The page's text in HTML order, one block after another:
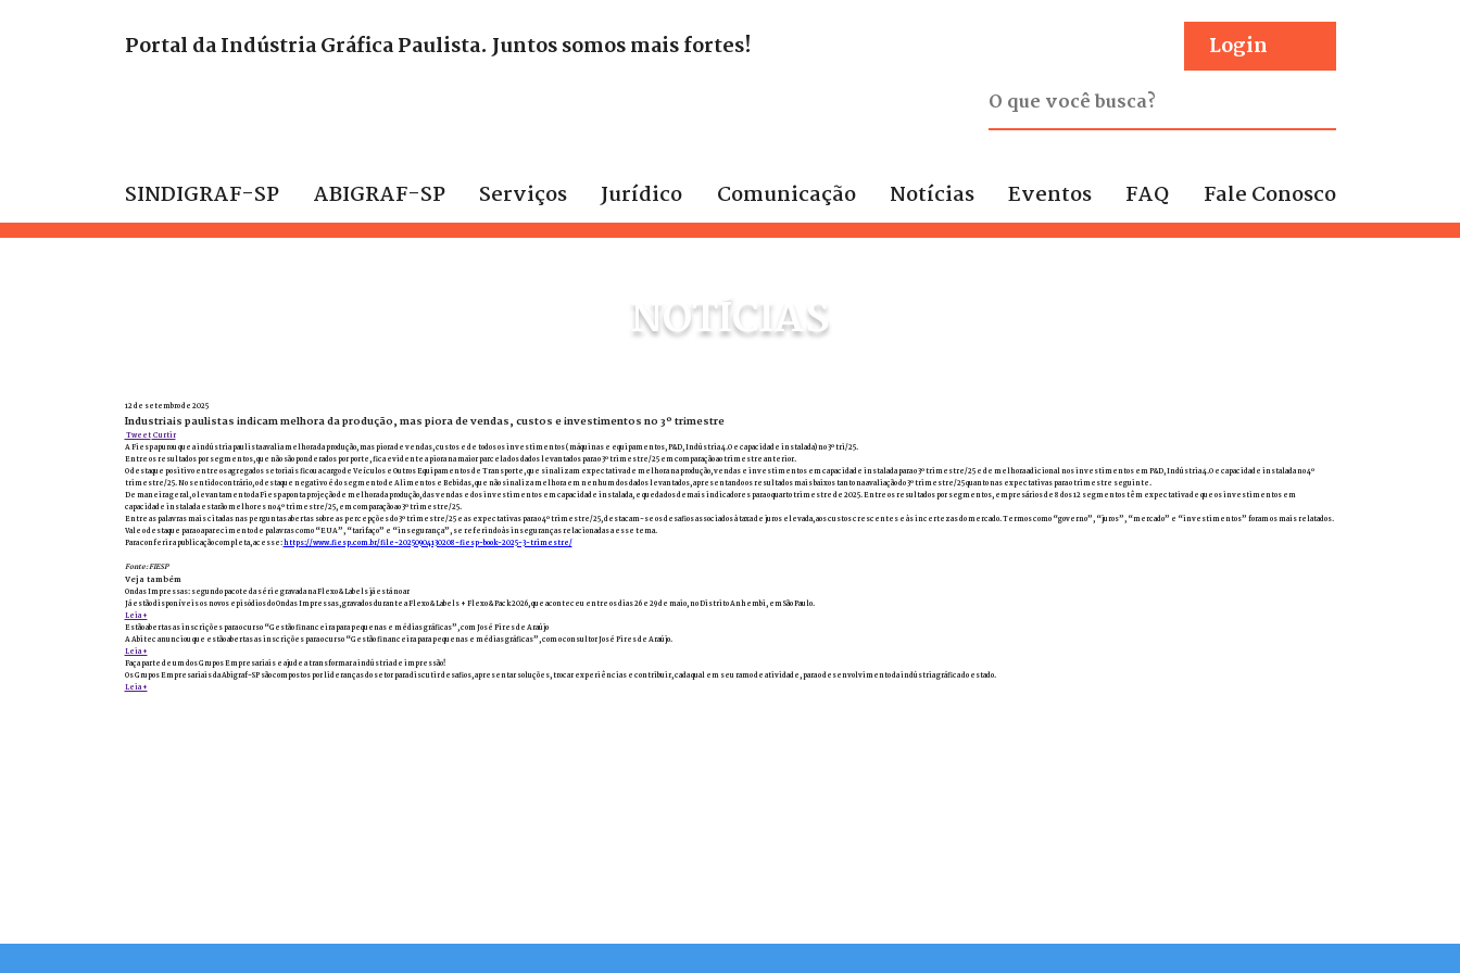
Portal da Indústria Gráfica Paulista. Juntos somos mais fortes! Login
SINDIGRAF-SP ABIGRAF-SP Serviços Jurídico Comunicação Notícias Eventos FAQ Fale Conosco
NOTÍCIAS
12 de setembro de 2025
Industriais paulistas indicam melhora da produção, mas piora de vendas, custos e investimentos no 3º trimestre
Tweet Curtir
A Fiesp apurou que a indústria paulista avalia melhora da produção, mas piora de vendas, custos e de todos os investimentos (máquinas e equipamentos, P&D, Indústria 4.0 e capacidade instalada) no 3º tri/25.
Entre os resultados por segmentos, que não são ponderados por porte, fica evidente a piora na maior parcela dos dados levantados para o 3º trimestre/25 em comparação ao trimestre anterior.
O destaque positivo entre os agregados setoriais ficou a cargo de Veículos e Outros Equipamentos de Transporte, que sinalizam expectativa de melhora na produção, vendas e investimentos em capacidade instalada para o 3º trimestre/25 e de melhora adicional nos investimentos em P&D, Indústria 4.0 e capacidade instalada no 4º
trimestre/25. No sentido contrário, o destaque negativo é do segmento de Alimentos e Bebidas, que não sinaliza melhora em nenhum dos dados levantados, apresentando os resultados mais baixos tanto na avaliação do 3º trimestre/25 quanto nas expectativas para o trimestre seguinte.
De maneira geral, o levantamento da Fiesp aponta projeção de melhora da produção, das vendas e dos investimentos em capacidade instalada, e queda dos demais indicadores para o quarto trimestre de 2025. Entre os resultados por segmentos, empresários de 8 dos 12 segmentos têm expectativa de que os investimentos em
capacidade instalada estarão melhores no 4º trimestre/25, em comparação ao 3º trimestre/25.
Entre as palavras mais citadas nas perguntas abertas sobre as percepções do 3º trimestre/25 e as expectativas para o 4º trimestre/25, destacam-se os desafios associados à taxa de juros elevada, aos custos crescentes e às incertezas do mercado. Termos como “governo”, “juros”, “mercado” e “investimentos” foram os mais relatados.
Vale o destaque para o aparecimento de palavras como “EUA”, “tarifaço” e “insegurança”, se referindo às inseguranças relacionadas a esse tema.
Para conferir a publicação completa, acesse:https://www.fiesp.com.br/file-20250904130208-fiesp-book-2025-3-trimestre/
Fonte: FIESP
Veja também
Ondas Impressas: segundo pacote da série gravada na Flexo & Labels já está no ar
Já estão disponíveis os novos episódios do Ondas Impressas, gravados durante a Flexo & Labels + Flexo & Pack 2026, que aconteceu entre os dias 26 e 29 de maio, no Distrito Anhembi, em São Paulo.
Leia +
Estão abertas as inscrições para o curso “Gestão financeira para pequenas e médias gráficas”, com José Pires de Araújo
A Abitec anunciou que estão abertas as inscrições para o curso “Gestão financeira para pequenas e médias gráficas”, com o consultor José Pires de Araújo.
Leia +
Faça parte de um dos Grupos Empresariais e ajude a transformar a indústria de impressão!
Os Grupos Empresariais da Abigraf-SP são compostos por lideranças do setor para discutir desafios, apresentar soluções, trocar experiências e contribuir, cada qual em seu ramo de atividade, para o desenvolvimento da indústria gráfica do estado.
Leia +